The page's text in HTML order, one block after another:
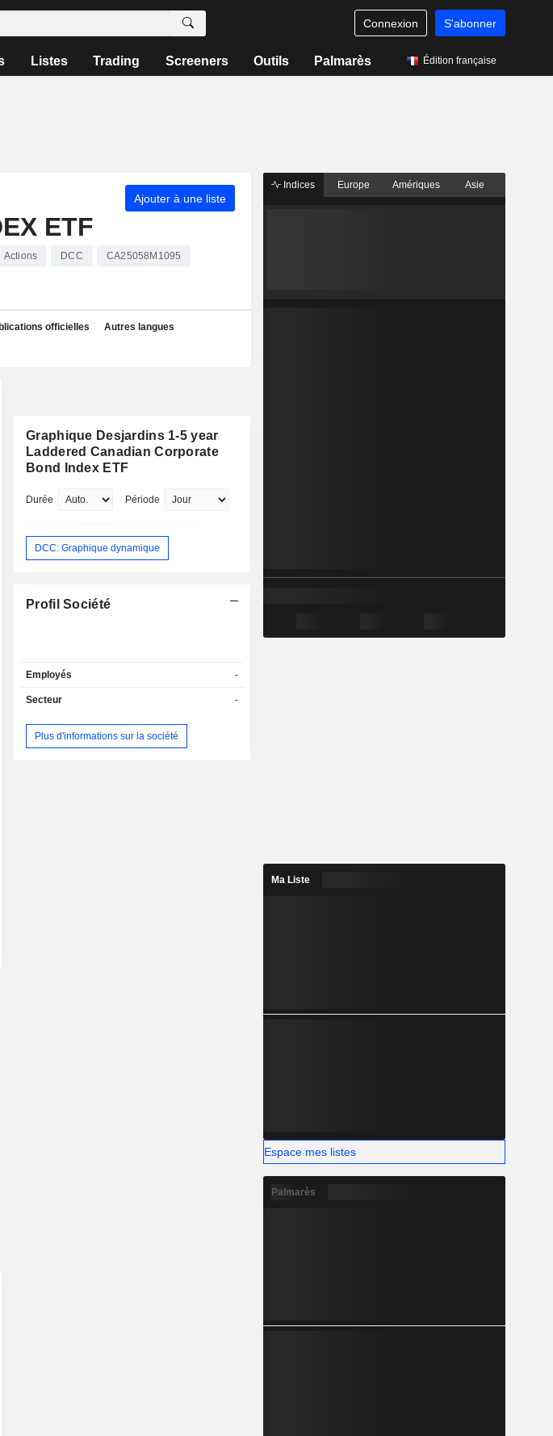
Connexion S'abonner
Listes Trading Screeners Outils Palmarès Édition française
ETF
Ajouter à une liste
Actions DCC CA25058M1095
officielles Autres langues
Graphique Desjardins 1-5 year
Laddered Canadian Corporate
Bond Index ETF
Durée Période
DCC: Graphique dynamique
Profil Société
Employés -
Secteur -
Plus d'informations sur la société
Indices Europe Amériques Asie
Ma Liste
Espace mes listes
Palmarès